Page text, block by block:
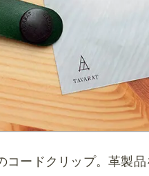
コードクリップ。革製